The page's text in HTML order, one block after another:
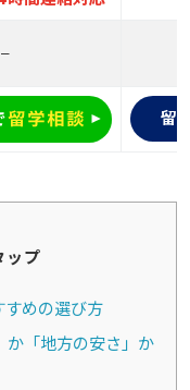
–
留
ップ
すめの選び方
か「地方の安さ」か